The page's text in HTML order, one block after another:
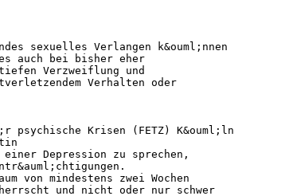
sexuelles Verlangen k&ouml;nnen
es auch bei bisher eher
Verzweiflung und
Verhalten oder
psychische Krisen (FETZ) K&ouml;ln
einer Depression zu sprechen,
von mindestens zwei Wochen
und nicht oder nur schwer